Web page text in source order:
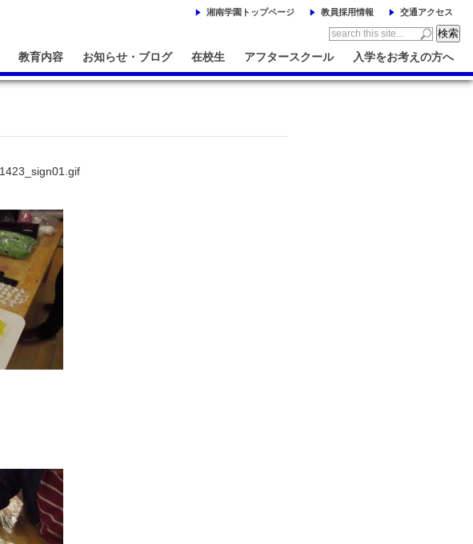
湘南学園トップページ 教員採用情報 交通アクセス
教育内容 お知らせ・ブログ 在校生 アフタースクール 入学をお考えの方へ